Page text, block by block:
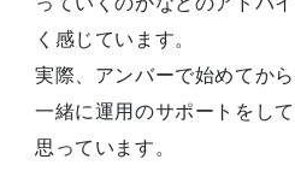
く感じています。
実際、アンバーで始めてか
一緒に運用のサポートをし
思っています。